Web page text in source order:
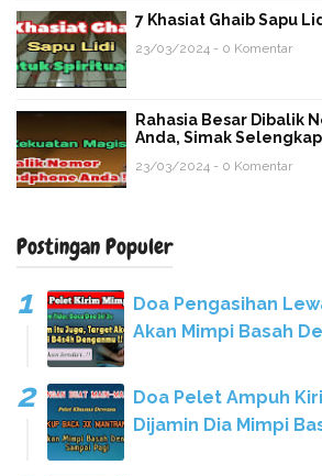
7 Khasiat Ghaib Sapu
23/03/2024 - 0 Komentar
Rahasia Besar Dibalik
Anda, Simak
23/03/2024 - 0 Komentar
Postingan Populer
Doa Pengasihan
Akan Mimpi Basah
Doa Pelet Ampuh
Dijamin Dia Mimpi